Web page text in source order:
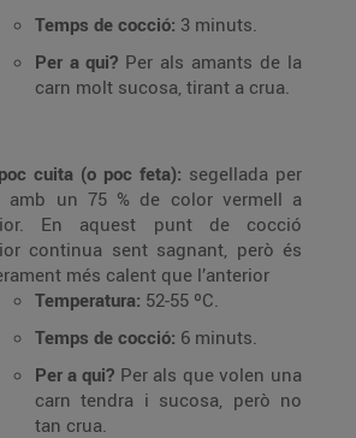
Temps de cocció: 3 minuts.
Per a qui? Per als amants de la
carn molt sucosa, tirant a crua.
cuita (o poc feta): segellada per
amb un 75 % de color vermell a
En aquest punt de cocció
continua sent sagnant, però és
més calent que l’anterior
Temperatura: 52-55 ºC.
Temps de cocció: 6 minuts.
Per a qui? Per als que volen una
carn tendra i sucosa, però no
tan crua.